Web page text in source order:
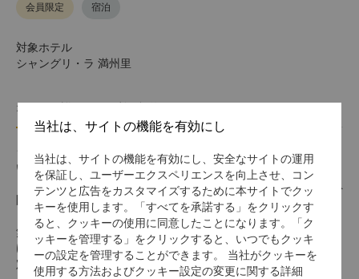
会員限定 宿泊
対象ホテル
シャングリ・ラ 満州里
オファー詳細 利用規約
シャングリ・ラ サークルでは、事前決済でさらにお得にご宿泊
いただける会員向け優待料金「セーバーレート」をご用意してお
ります。公式ウェブサイト、アプリ、またはWeChatから、会員
限定で直接ご予約いただけます。
無料宿泊や客室アップグレード、充実した特典をお楽しみいただ
けるシャングリ・ラ サークルに今すぐご参加いただき、会員限
定の事前決済料金で、よりお得にご滞在をお楽しみください。
当社は、サイトの機能を有効にし
当社は、サイトの機能を有効にし、安全なサイトの運用
を保証し、ユーザーエクスペリエンスを向上させ、コン
テンツと広告をカスタマイズするために本サイトでクッ
キーを使用します。「すべてを承諾する」をクリックす
ると、クッキーの使用に同意したことになります。「ク
ッキーを管理する」をクリックすると、いつでもクッキ
ーの設定を管理することができます。 当社がクッキーを
使用する方法およびクッキー設定の変更に関する詳細